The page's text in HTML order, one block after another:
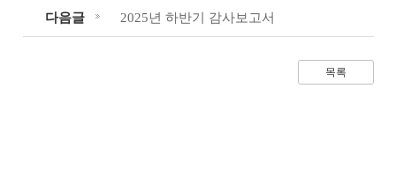
다음글 2025년 하반기 감사보고서
목록